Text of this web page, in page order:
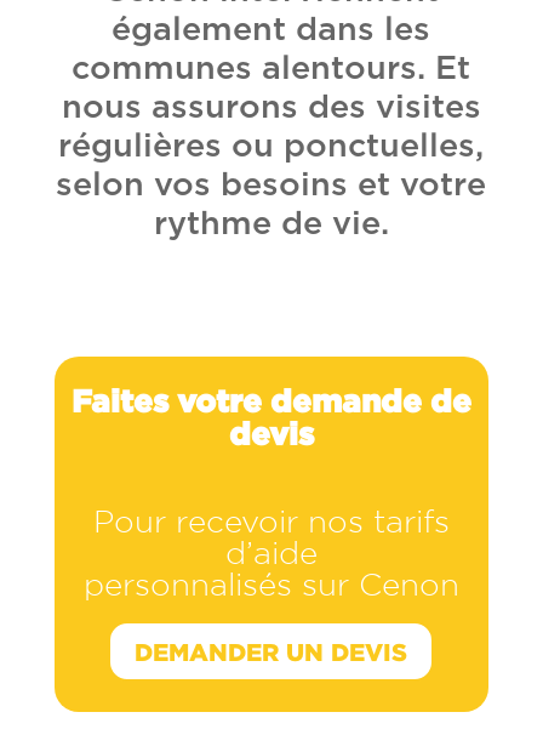
également dans les
communes alentours. Et
nous assurons des visites
régulières ou ponctuelles,
selon vos besoins et votre
rythme de vie.
Faites votre demande de
devis
Pour recevoir nos tarifs
d’aide
personnalisés sur Cenon
DEMANDER UN DEVIS